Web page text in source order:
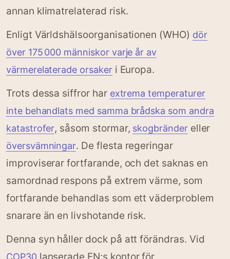
annan klimatrelaterad risk.
Enligt Världshälsoorganisationen (WHO) dör
över 175 000 människor varje år av
värmerelaterade orsakeri Europa.
Trots dessa siffror har extrema temperaturer
inte behandlats med samma brådska som andra
katastrofer, såsom stormar, skogbrändereller
översvämningar. De flesta regeringar
improviserar fortfarande, och det saknas en
samordnad respons på extrem värme, som
fortfarande behandlas som ett väderproblem
snarare än en livshotande risk.
Denna syn håller dock på att förändras. Vid
COP30